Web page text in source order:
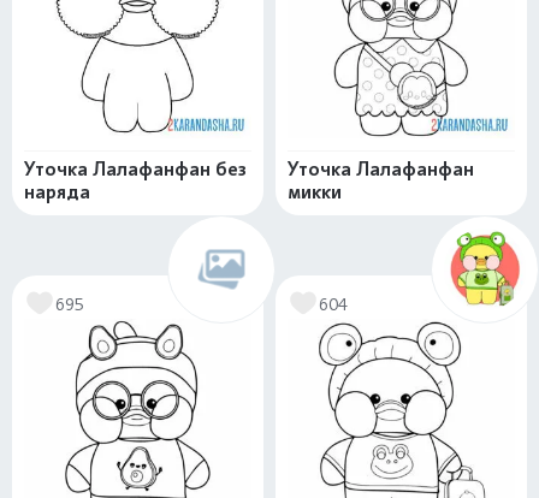
Уточка Лалафанфан без
наряда
Уточка Лалафанфан
микки
695 604